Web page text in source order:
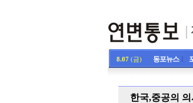
8.07 (금) 동포뉴스ㅣ
한국,중공의 의